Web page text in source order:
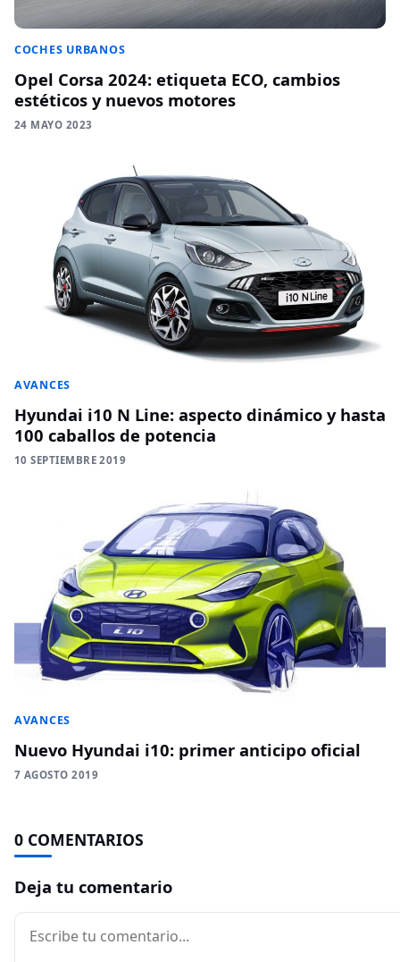
COCHES URBANOS
Opel Corsa 2024: etiqueta ECO, cambios
estéticos y nuevos motores
24 MAYO 2023
AVANCES
Hyundai i10 N Line: aspecto dinámico y hasta
100 caballos de potencia
10 SEPTIEMBRE 2019
AVANCES
Nuevo Hyundai i10: primer anticipo oficial
7 AGOSTO 2019
0 COMENTARIOS
Deja tu comentario
Comentario